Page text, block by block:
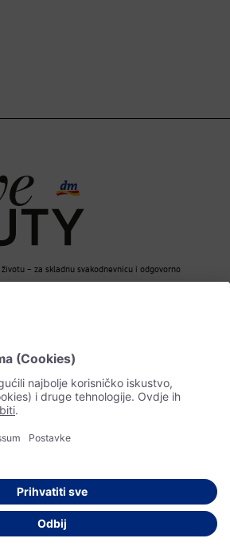
– za skladnu svakodnevnicu i odgovorno